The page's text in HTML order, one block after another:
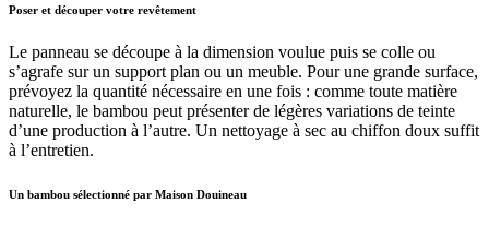
Poser et découper votre revêtement
Le panneau se découpe à la dimension voulue puis se colle ou
s’agrafe sur un support plan ou un meuble. Pour une grande surface,
prévoyez la quantité nécessaire en une fois : comme toute matière
naturelle, le bambou peut présenter de légères variations de teinte
d’une production à l’autre. Un nettoyage à sec au chiffon doux suffit
à l’entretien.
Un bambou sélectionné par Maison Douineau